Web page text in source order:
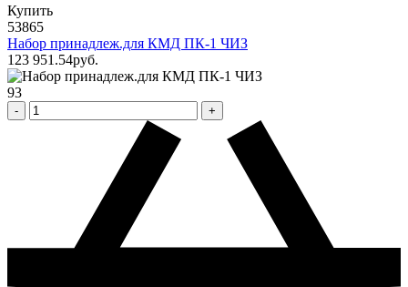
Купить
53865
Набор принадлеж.для КМД ПК-1 ЧИЗ
123 951 .54pуб.
93